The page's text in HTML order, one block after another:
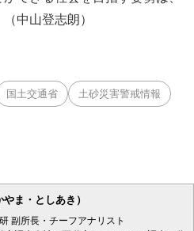
中山登志朗）
国土交通省 土砂災害警戒情報
ま・としあき）
副所長・チーフアナリスト